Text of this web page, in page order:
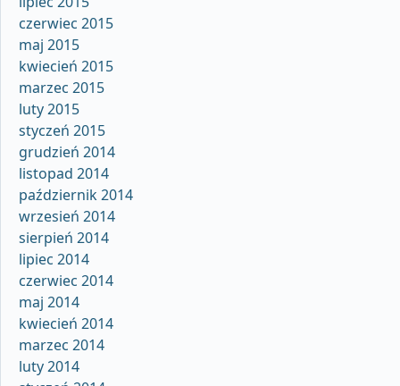
czerwiec 2015
maj 2015
kwiecień 2015
marzec 2015
luty 2015
styczeń 2015
grudzień 2014
listopad 2014
październik 2014
wrzesień 2014
sierpień 2014
lipiec 2014
czerwiec 2014
maj 2014
kwiecień 2014
marzec 2014
luty 2014